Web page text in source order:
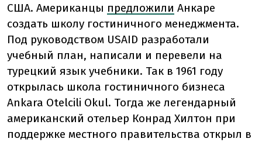
США. Американцы предложили Анкаре
создать школу гостиничного менеджмента.
Под руководством USAID разработали
учебный план, написали и перевели на
турецкий язык учебники. Так в 1961 году
открылась школа гостиничного бизнеса
Ankara Otelcili Okul. Тогда же легендарный
американский отельер Конрад Хилтон при
поддержке местного правительства открыл в